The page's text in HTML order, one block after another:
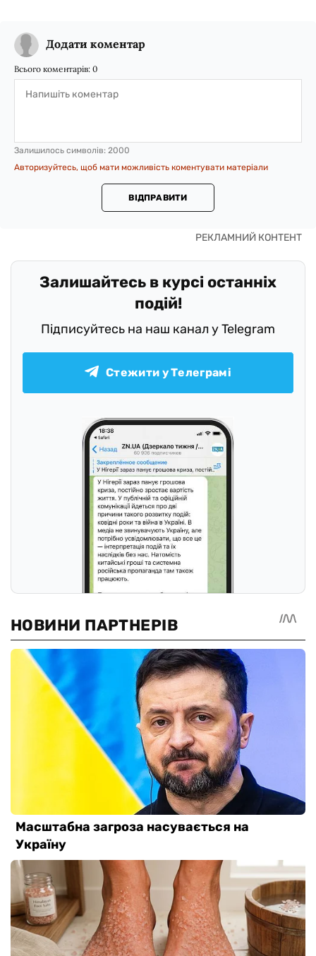
Додати коментар
Всього коментарів: 0
Залишилось символів: 2000
Авторизуйтесь, щоб мати можливість коментувати матеріали
ВІДПРАВИТИ
Залишайтесь в курсі останніх
подій!
Підписуйтесь на наш канал у Telegram
Стежити у Телеграмі